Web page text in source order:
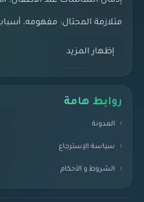
متلازمة المحتال: مفهومه،
إظهار المزيد
روابط هامة
المدونة
سياسة الإسترجاع
الشروط و الأحكام